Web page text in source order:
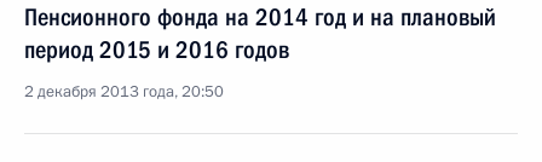
Пенсионного фонда на 2014 год и на плановый
период 2015 и 2016 годов
2 декабря 2013 года, 20:50